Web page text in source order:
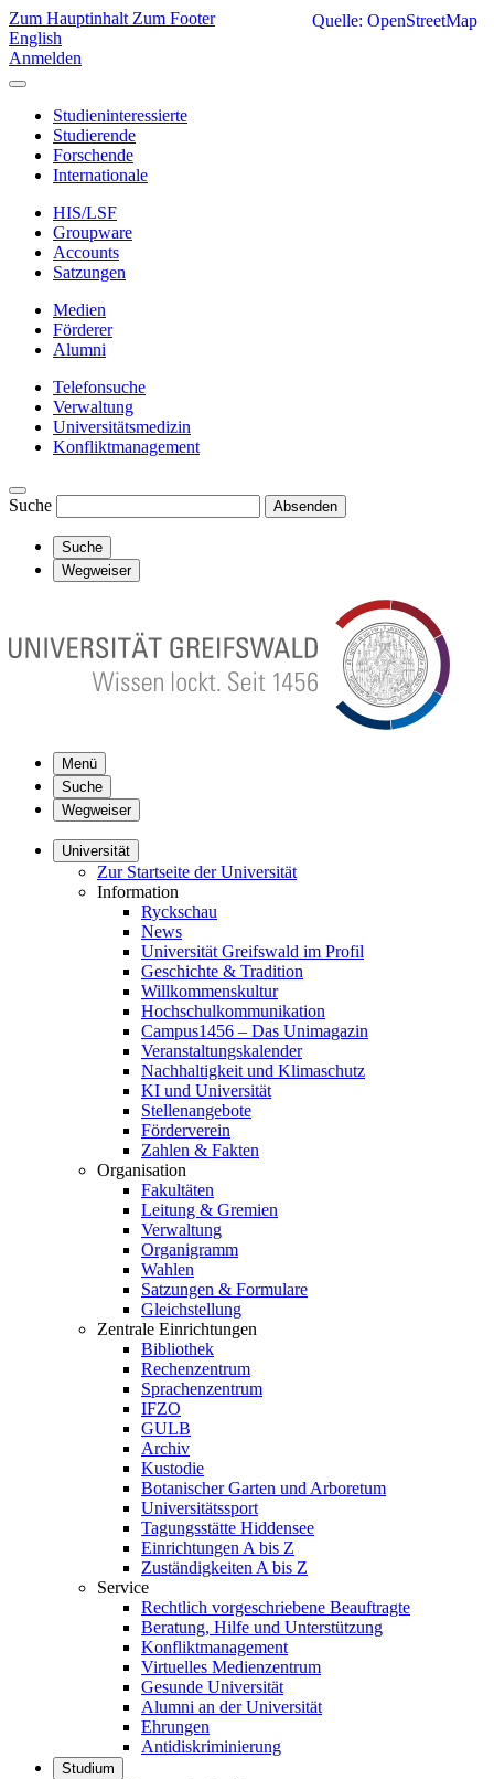
Zum Hauptinhalt Zum Footer
English
Anmelden
Studieninteressierte
Studierende
Forschende
Internationale
HIS/LSF
Groupware
Accounts
Satzungen
Medien
Förderer
Alumni
Telefonsuche
Verwaltung
Universitätsmedizin
Konfliktmanagement
Suche Absenden
Suche
Wegweiser
Menü
Suche
Wegweiser
Universität
Zur Startseite der Universität
Information
Ryckschau
News
Universität Greifswald im Profil
Geschichte & Tradition
Willkommenskultur
Hochschulkommunikation
Campus1456 – Das Unimagazin
Veranstaltungskalender
Nachhaltigkeit und Klimaschutz
KI und Universität
Stellenangebote
Förderverein
Zahlen & Fakten
Organisation
Fakultäten
Leitung & Gremien
Verwaltung
Organigramm
Wahlen
Satzungen & Formulare
Gleichstellung
Zentrale Einrichtungen
Bibliothek
Rechenzentrum
Sprachenzentrum
IFZO
GULB
Archiv
Kustodie
Botanischer Garten und Arboretum
Universitätssport
Tagungsstätte Hiddensee
Einrichtungen A bis Z
Zuständigkeiten A bis Z
Service
Rechtlich vorgeschriebene Beauftragte
Beratung, Hilfe und Unterstützung
Konfliktmanagement
Virtuelles Medienzentrum
Gesunde Universität
Alumni an der Universität
Ehrungen
Antidiskriminierung
Studium
Quelle: OpenStreetMap